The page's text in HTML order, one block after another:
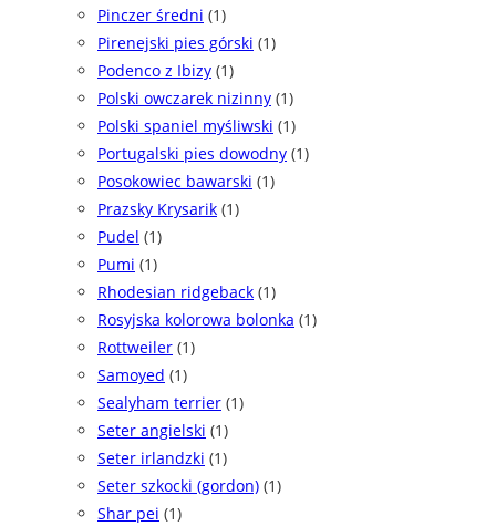
Pinczer średni (1)
Pirenejski pies górski (1)
Podenco z Ibizy (1)
Polski owczarek nizinny (1)
Polski spaniel myśliwski (1)
Portugalski pies dowodny (1)
Posokowiec bawarski (1)
Prazsky Krysarik (1)
Pudel (1)
Pumi (1)
Rhodesian ridgeback (1)
Rosyjska kolorowa bolonka (1)
Rottweiler (1)
Samoyed (1)
Sealyham terrier (1)
Seter angielski (1)
Seter irlandzki (1)
Seter szkocki (gordon) (1)
Shar pei (1)